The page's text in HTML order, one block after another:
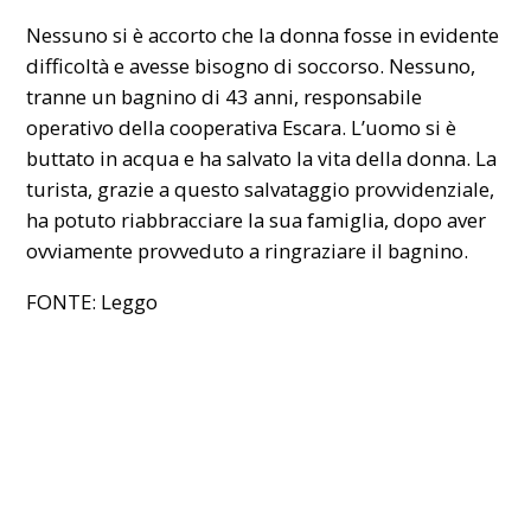
Nessuno si è accorto che la donna fosse in evidente
difficoltà e avesse bisogno di soccorso. Nessuno,
tranne un bagnino di 43 anni, responsabile
operativo della cooperativa Escara. L’uomo si è
buttato in acqua e ha salvato la vita della donna. La
turista, grazie a questo salvataggio provvidenziale,
ha potuto riabbracciare la sua famiglia, dopo aver
ovviamente provveduto a ringraziare il bagnino.
FONTE: Leggo